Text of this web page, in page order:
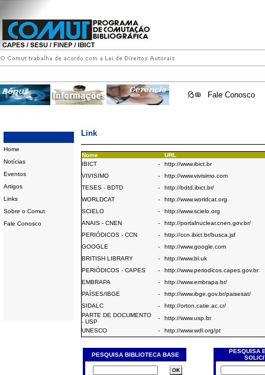
Fale Conosco
Home
Notícias
Eventos
Artigos
Links
Sobre o Comut
Fale Conosco
Link
Nome
URL
IBICT
-
http://www.ibict.br
VIVISIMO
-
http://www.vivisimo.com
TESES - BDTD
-
http://bdtd.ibict.br/
WORLDCAT
-
http://www.worldcat.org
SCIELO
-
http://www.scielo.org
ANAIS - CNEN
-
http://portalnuclear.cnen.gov.br/
PERIÓDICOS - CCN
-
http://ccn.ibict.br/busca.jsf
GOOGLE
-
http://www.google.com
BRITISH LIBRARY
-
http://www.bl.uk
PERIÓDICOS - CAPES
-
http://www.periodicos.capes.gov.br
EMBRAPA
-
http://www.embrapa.br/
PAÍSES/IBGE
-
http://www.ibge.gov.br/paisesat/
SIDALC
-
http://orton.catie.ac.cr/
PARTE DE DOCUMENTO
- USP
-
http://www.usp.br
UNESCO
- http://www.wdl.org/pt
PESQUISA BIBLIOTECA BASE
PESQUISA